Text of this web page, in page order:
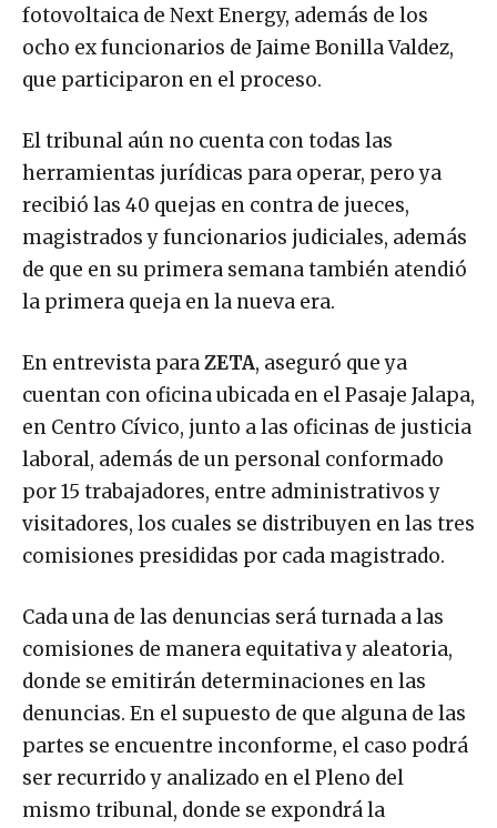
fotovoltaica de Next Energy, además de los
ocho ex funcionarios de Jaime Bonilla Valdez,
que participaron en el proceso.
El tribunal aún no cuenta con todas las
herramientas jurídicas para operar, pero ya
recibió las 40 quejas en contra de jueces,
magistrados y funcionarios judiciales, además
de que en su primera semana también atendió
la primera queja en la nueva era.
En entrevista paraZETA, aseguró que ya
cuentan con oficina ubicada en el Pasaje Jalapa,
en Centro Cívico, junto a las oficinas de justicia
laboral, además de un personal conformado
por 15 trabajadores, entre administrativos y
visitadores, los cuales se distribuyen en las tres
comisiones presididas por cada magistrado.
Cada una de las denuncias será turnada a las
comisiones de manera equitativa y aleatoria,
donde se emitirán determinaciones en las
denuncias. En el supuesto de que alguna de las
partes se encuentre inconforme, el caso podrá
ser recurrido y analizado en el Pleno del
mismo tribunal, donde se expondrá la